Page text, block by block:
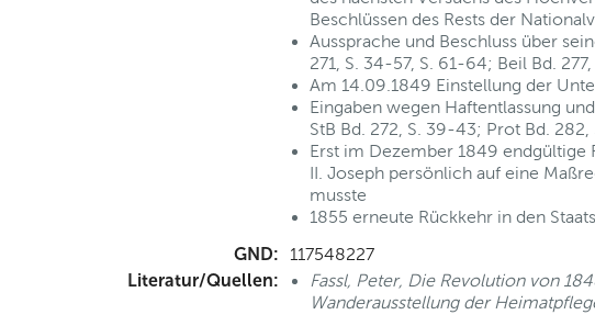
Beschlüssen des Rests der
Aussprache und Beschluss über
271, S. 34-57, S. 61-64; Beil Bd.
Am 14.09.1849 Einstellung der
Eingaben wegen Haftentlassung
StB Bd. 272, S. 39-43; Prot Bd. 282,
Erst im Dezember 1849 endgültige
II. Joseph persönlich auf eine
musste
1855 erneute Rückkehr in den
GND: 117548227
Literatur/Quellen:
Fassl, Peter, Die Revolution von
Wanderausstellung der